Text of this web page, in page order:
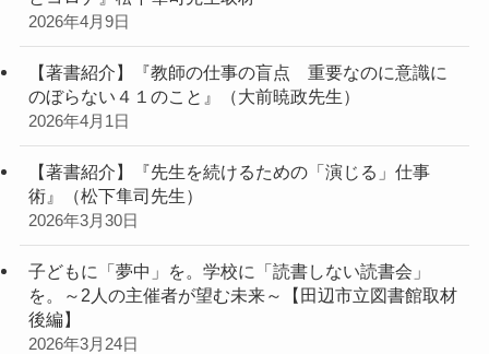
2026年4月9日
【著書紹介】『教師の仕事の盲点 重要なのに意識に
のぼらない４１のこと』（大前暁政先生）
2026年4月1日
【著書紹介】『先生を続けるための「演じる」仕事
術』（松下隼司先生）
2026年3月30日
子どもに「夢中」を。学校に「読書しない読書会」
を。～2人の主催者が望む未来～【田辺市立図書館取材
後編】
2026年3月24日